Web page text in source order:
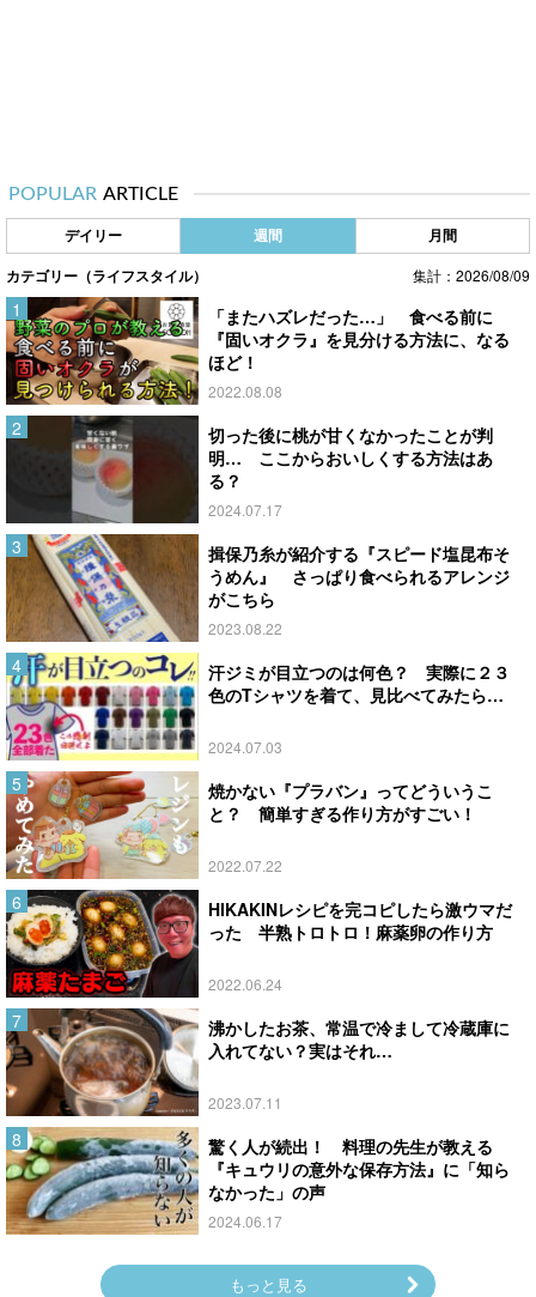
POPULAR ARTICLE
デイリー 週間 月間
カテゴリー（ライフスタイル） 集計：2026/08/09
「またハズレだった…」 食べる前に
『固いオクラ』を見分ける方法に、なる
ほど！
2022.08.08
切った後に桃が甘くなかったことが判
明… ここからおいしくする方法はあ
る？
2024.07.17
揖保乃糸が紹介する『スピード塩昆布そ
うめん』 さっぱり食べられるアレンジ
がこちら
2023.08.22
汗ジミが目立つのは何色？ 実際に２３
色のTシャツを着て、見比べてみたら…
2024.07.03
焼かない『プラバン』ってどういうこ
と？ 簡単すぎる作り方がすごい！
2022.07.22
HIKAKINレシピを完コピしたら激ウマだ
った 半熟トロトロ！麻薬卵の作り方
2022.06.24
沸かしたお茶、常温で冷まして冷蔵庫に
入れてない？実はそれ…
2023.07.11
驚く人が続出！ 料理の先生が教える
『キュウリの意外な保存方法』に「知ら
なかった」の声
2024.06.17
もっと見る